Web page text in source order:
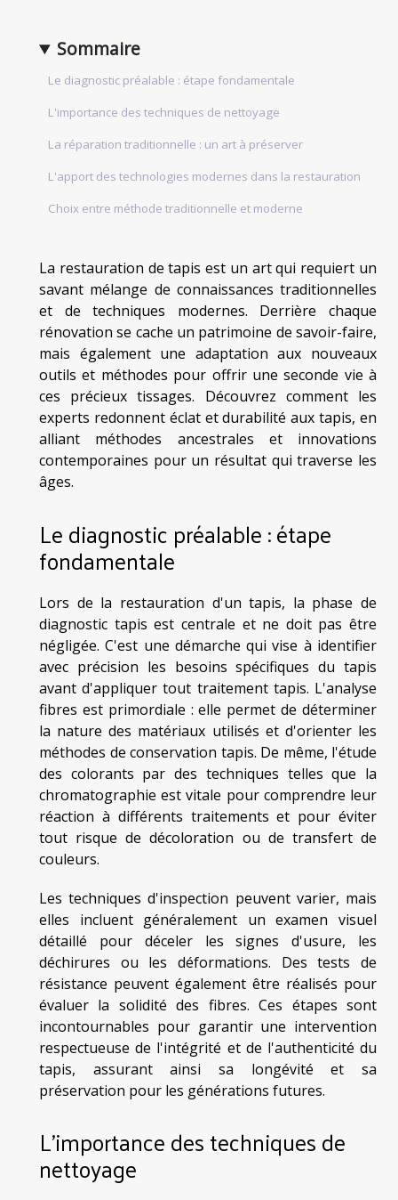
Sommaire
Le diagnostic préalable : étape fondamentale
L'importance des techniques de nettoyage
La réparation traditionnelle : un art à préserver
L'apport des technologies modernes dans la restauration
Choix entre méthode traditionnelle et moderne
La restauration de tapis est un art qui requiert un
savant mélange de connaissances traditionnelles
et de techniques modernes. Derrière chaque
rénovation se cache un patrimoine de savoir-faire,
mais également une adaptation aux nouveaux
outils et méthodes pour offrir une seconde vie à
ces précieux tissages. Découvrez comment les
experts redonnent éclat et durabilité aux tapis, en
alliant méthodes ancestrales et innovations
contemporaines pour un résultat qui traverse les
âges.
Le diagnostic préalable : étape
fondamentale
Lors de la restauration d'un tapis, la phase de
diagnostic tapis est centrale et ne doit pas être
négligée. C'est une démarche qui vise à identifier
avec précision les besoins spécifiques du tapis
avant d'appliquer tout traitement tapis. L'analyse
fibres est primordiale : elle permet de déterminer
la nature des matériaux utilisés et d'orienter les
méthodes de conservation tapis. De même, l'étude
des colorants par des techniques telles que la
chromatographie est vitale pour comprendre leur
réaction à différents traitements et pour éviter
tout risque de décoloration ou de transfert de
couleurs.
Les techniques d'inspection peuvent varier, mais
elles incluent généralement un examen visuel
détaillé pour déceler les signes d'usure, les
déchirures ou les déformations. Des tests de
résistance peuvent également être réalisés pour
évaluer la solidité des fibres. Ces étapes sont
incontournables pour garantir une intervention
respectueuse de l'intégrité et de l'authenticité du
tapis, assurant ainsi sa longévité et sa
préservation pour les générations futures.
L'importance des techniques de
nettoyage